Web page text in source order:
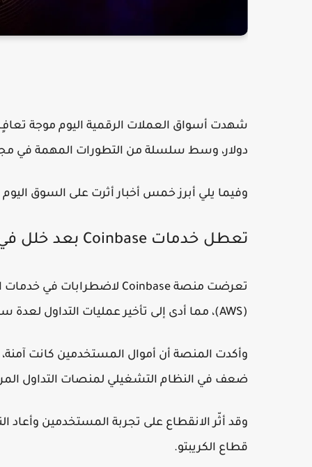
دولار، وسط سلسلة من التطورات المهمة في
وفيما يلي أبرز خمس أخبار أثرت على السوق
تعطل خدمات Coinbase بعد خلل في AWS
(AWS)، مما أدى إلى تأخير عمليات التداول لعدة ساعات.
وأكدت المنصة أن أموال المستخدمين كانت آمنة،
ضعف في النظام التشغيلي لمنصات التداول
وقد أثّر الانقطاع على تجربة المستخدمين
قطاع الكريبتو.